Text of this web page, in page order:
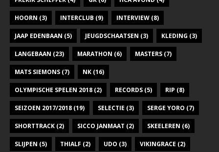
i
HOORN (3) INTERCLUB (9) INTERVIEW (8)
JAAP EDENBAAN (5) JEUGDSCHAATSEN (3) KLEDING (3)
LANGEBAAN (23) MARATHON (6) MASTERS (7)
MATS SIEMONS (7) NK (16)
OLYMPISCHE SPELEN 2018 (2) RECORDS (5) RIP (8)
SEIZOEN 2017/2018 (19) SELECTIE (3) SERGE YORO (7)
SHORTTRACK (2) SICCO JANMAAT (2) SKEELEREN (6)
SLIJPEN (5) THIALF (2) UDO (3) VIKINGRACE (2)